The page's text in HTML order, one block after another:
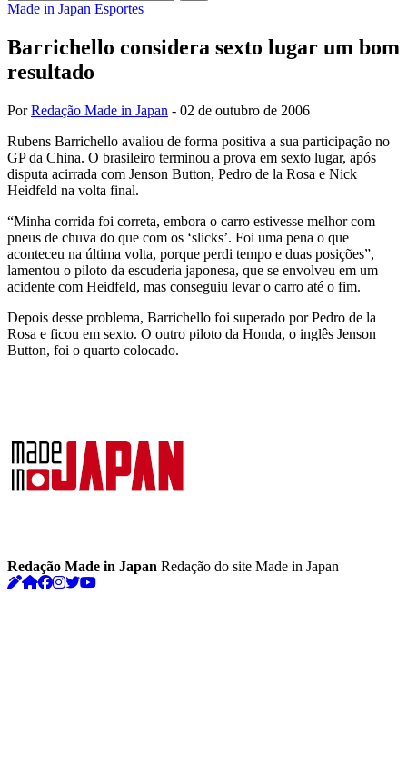
Made in Japan Esportes
Barrichello considera sexto lugar um bom
resultado
PorRedação Made in Japan - 02 de outubro de 2006
Rubens Barrichello avaliou de forma positiva a sua participação no
GP da China. O brasileiro terminou a prova em sexto lugar, após
disputa acirrada com Jenson Button, Pedro de la Rosa e Nick
Heidfeld na volta final.
“Minha corrida foi correta, embora o carro estivesse melhor com
pneus de chuva do que com os ‘slicks’. Foi uma pena o que
aconteceu na última volta, porque perdi tempo e duas posições”,
lamentou o piloto da escuderia japonesa, que se envolveu em um
acidente com Heidfeld, mas conseguiu levar o carro até o fim.
Depois desse problema, Barrichello foi superado por Pedro de la
Rosa e ficou em sexto. O outro piloto da Honda, o inglês Jenson
Button, foi o quarto colocado.
Redação Made in Japan Redação do site Made in Japan